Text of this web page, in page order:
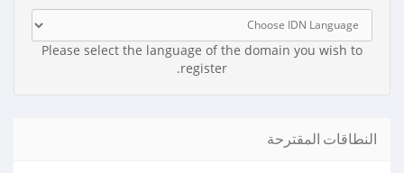
Please select the language of the domain you wish to
register.
النطاقات المقترحة